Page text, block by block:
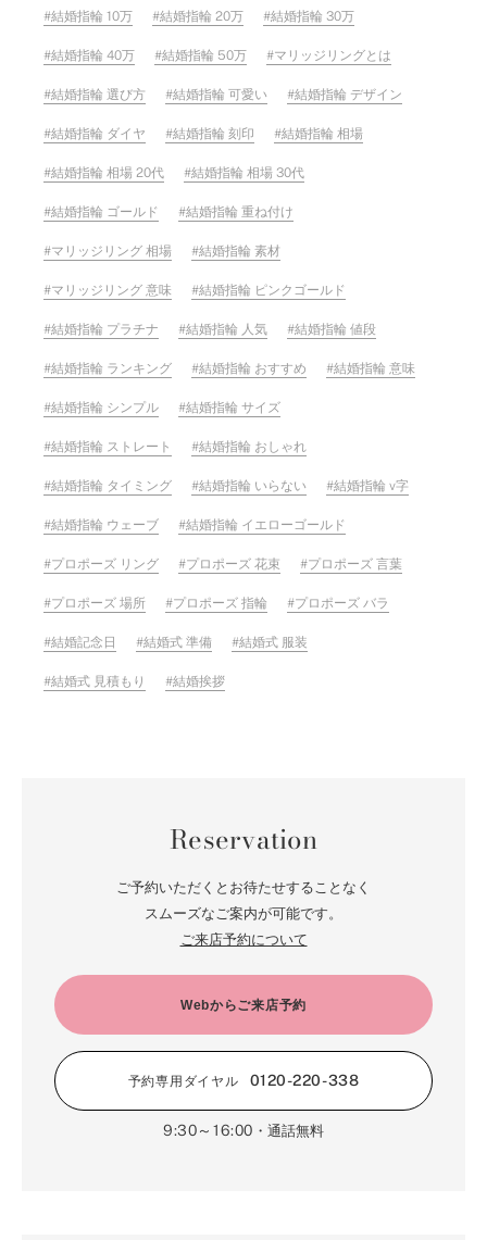
結婚指輪 10万 結婚指輪 20万 結婚指輪 30万
結婚指輪 40万 結婚指輪 50万 マリッジリングとは
結婚指輪 選び方 結婚指輪 可愛い 結婚指輪 デザイン
結婚指輪 ダイヤ 結婚指輪 刻印 結婚指輪 相場
結婚指輪 相場 20代 結婚指輪 相場 30代
結婚指輪 ゴールド 結婚指輪 重ね付け
マリッジリング 相場 結婚指輪 素材
マリッジリング 意味 結婚指輪 ピンクゴールド
結婚指輪 プラチナ 結婚指輪 人気 結婚指輪 値段
結婚指輪 ランキング 結婚指輪 おすすめ 結婚指輪 意味
結婚指輪 シンプル 結婚指輪 サイズ
結婚指輪 ストレート 結婚指輪 おしゃれ
結婚指輪 タイミング 結婚指輪 いらない 結婚指輪 v字
結婚指輪 ウェーブ 結婚指輪 イエローゴールド
プロポーズ リング プロポーズ 花束 プロポーズ 言葉
プロポーズ 場所 プロポーズ 指輪 プロポーズ バラ
結婚記念日 結婚式 準備 結婚式 服装
結婚式 見積もり 結婚挨拶
Reservation
ご予約いただくとお待たせすることなく
スムーズなご案内が可能です。
ご来店予約について
Webからご来店予約
予約専用ダイヤル 0120-220-338
9:30～16:00 ・通話無料